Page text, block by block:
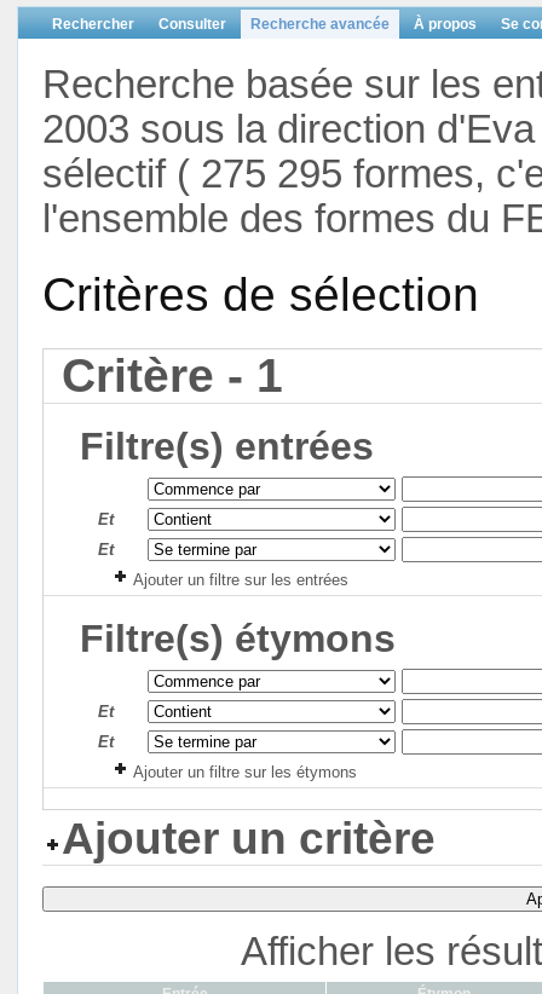
Rechercher Consulter Recherche avancée À propos Se
Recherche basée sur les
2003 sous la direction
sélectif ( 275 295 formes,
l'ensemble des formes du
Critères de sélection
Critère - 1
Filtre(s) entrées
Et
Et
Ajouter un filtre sur les entrées
Filtre(s) étymons
Et
Et
Ajouter un filtre sur les étymons
Ajouter un critère
Afficher les